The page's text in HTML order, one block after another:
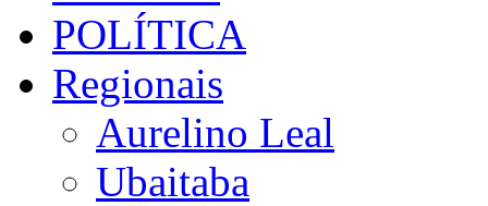
POLÍTICA
Regionais
Aurelino Leal
Ubaitaba